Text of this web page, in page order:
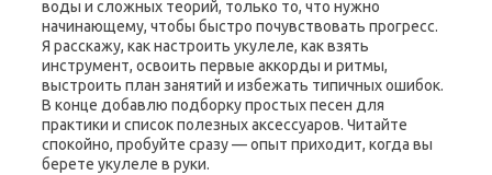
воды и сложных теорий, только то, что нужно
начинающему, чтобы быстро почувствовать прогресс.
Я расскажу, как настроить укулеле, как взять
инструмент, освоить первые аккорды и ритмы,
выстроить план занятий и избежать типичных ошибок.
В конце добавлю подборку простых песен для
практики и список полезных аксессуаров. Читайте
спокойно, пробуйте сразу — опыт приходит, когда вы
берете укулеле в руки.